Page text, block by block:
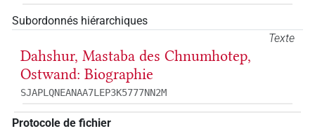
Subordonnés hiérarchiques
Texte
Dahshur, Mastaba des Chnumhotep,
Ostwand: Biographie
SJAPLQNEANAA7LEP3K5777NN2M
Protocole de fichier